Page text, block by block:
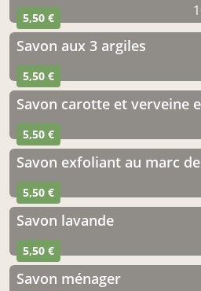
5,50 €
savon aux 3 argiles
5,50 €
savon carotte et verveine
5,50 €
savon exfoliant au marc
5,50 €
savon lavande
5,50 €
savon ménager